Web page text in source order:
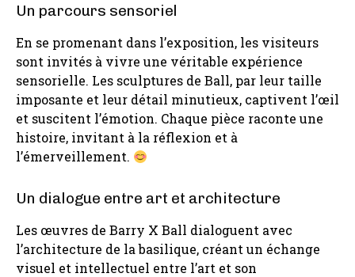
Un parcours sensoriel
En se promenant dans l’exposition, les visiteurs
sont invités à vivre une véritable expérience
sensorielle. Les sculptures de Ball, par leur taille
imposante et leur détail minutieux, captivent l’œil
et suscitent l’émotion. Chaque pièce raconte une
histoire, invitant à la réflexion et à
l’émerveillement.
Un dialogue entre art et architecture
Les œuvres de Barry X Ball dialoguent avec
l’architecture de la basilique, créant un échange
visuel et intellectuel entre l’art et son